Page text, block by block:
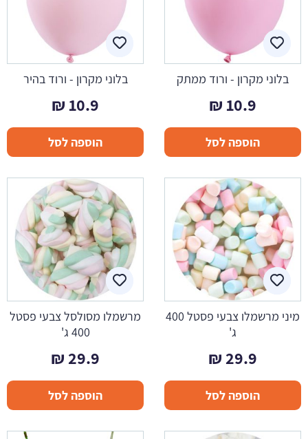
בלוני מקרון - ורוד ממתק
10.9
₪
הוספה לסל
בלוני מקרון - ורוד בהיר
10.9
₪
הוספה לסל
מיני מרשמלו צבעי פסטל 400
ג'
29.9
₪
הוספה לסל
מרשמלו מסולסל צבעי פסטל
400 ג'
29.9
₪
הוספה לסל